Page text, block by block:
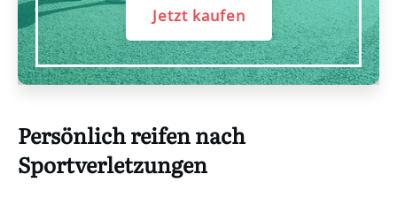
Jetzt kaufen
Persönlich reifen nach
Sportverletzungen